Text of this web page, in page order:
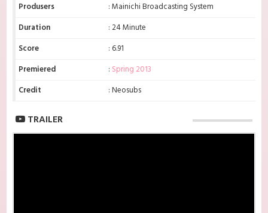
Produsers
: Mainichi Broadcasting System
Duration
: 24 Minute
Score
: 6.91
Premiered
: Spring 2013
Credit
: Neosubs
TRAILER